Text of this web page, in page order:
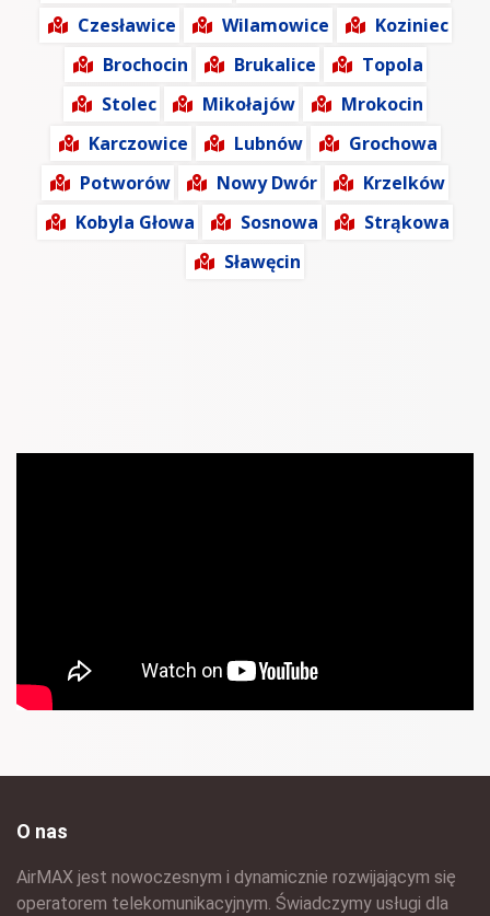
Czesławice
Wilamowice
Koziniec
Brochocin
Brukalice
Topola
Stolec
Mikołajów
Mrokocin
Karczowice
Lubnów
Grochowa
Potworów
Nowy Dwór
Krzelków
Kobyla Głowa
Sosnowa
Strąkowa
Sławęcin
O nas
AirMAX jest nowoczesnym i dynamicznie rozwijającym się
operatorem telekomunikacyjnym. Świadczymy usługi dla